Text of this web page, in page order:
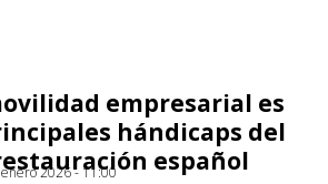
empresarial es
hándicaps del
español
2026 - 11:00